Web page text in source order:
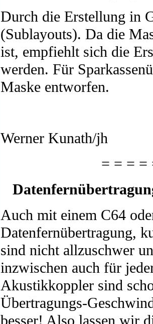
Durch die Erstellung in
(Sublayouts). Da die
ist, empfiehlt sich die
werden. Für
Maske entworfen.
Werner Kunath/jh
= = = =
Auch mit einem C64
Datenfernübertragung,
sind nicht allzuschwer
inzwischen auch für
Akustikkoppler sind
Übertragungs-
besser! Also lassen wir